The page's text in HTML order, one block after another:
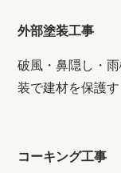
外部塗装工事
破風・鼻隠し・
装で建材を保護
コーキング工事